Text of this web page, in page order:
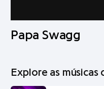
Papa Swagg
Explore as músicas